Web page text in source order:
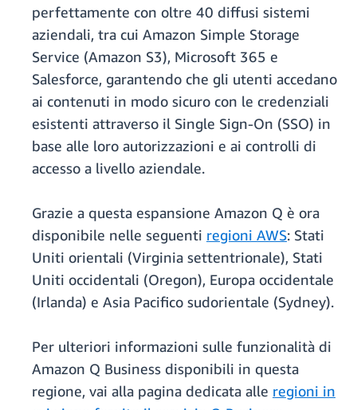
perfettamente con oltre 40 diffusi sistemi
aziendali, tra cui Amazon Simple Storage
Service (Amazon S3), Microsoft 365 e
Salesforce, garantendo che gli utenti accedano
ai contenuti in modo sicuro con le credenziali
esistenti attraverso il Single Sign-On (SSO) in
base alle loro autorizzazioni e ai controlli di
accesso a livello aziendale.
Grazie a questa espansione Amazon Q è ora
disponibile nelle seguenti regioni AWS: Stati
Uniti orientali (Virginia settentrionale), Stati
Uniti occidentali (Oregon), Europa occidentale
(Irlanda) e Asia Pacifico sudorientale (Sydney).
Per ulteriori informazioni sulle funzionalità di
Amazon Q Business disponibili in questa
regione, vai alla pagina dedicata alle regioni in